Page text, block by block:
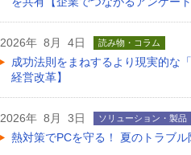
2026年 8月 4日 読み物・コラム
成功法則をまねするより現実的な
経営改革】
2026年 8月 3日 ソリューション・製品
熱対策でPCを守る！ 夏のトラブ